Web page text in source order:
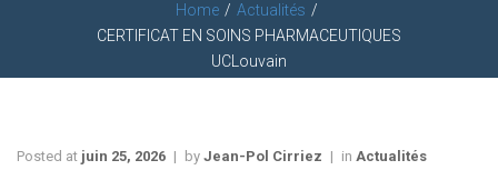
Home
Actualités
CERTIFICAT EN SOINS PHARMACEUTIQUES
UCLouvain
Posted at juin 25, 2026 by Jean-Pol Cirriez in Actualités